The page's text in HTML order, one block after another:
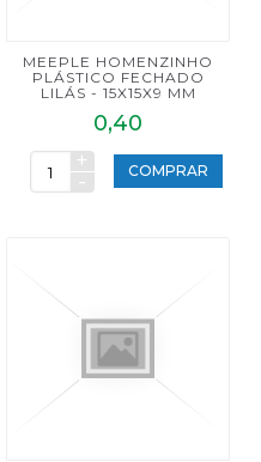
MEEPLE HOMENZINHO
PLÁSTICO FECHADO
LILÁS - 15X15X9 MM
0,40
+
-
COMPRAR